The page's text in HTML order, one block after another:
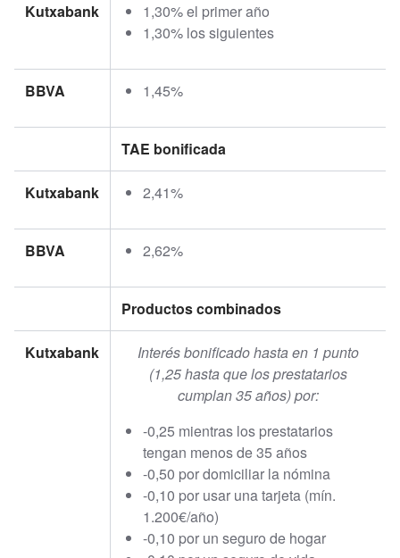
Kutxabank
1,30% el primer año
1,30% los siguientes
BBVA 1,45%
TAE bonificada
Kutxabank 2,41%
BBVA 2,62%
Productos combinados
Kutxabank
Interés bonificado hasta en 1 punto
(1,25 hasta que los prestatarios
cumplan 35 años) por:
-0,25 mientras los prestatarios
tengan menos de 35 años
-0,50 por domiciliar la nómina
-0,10 por usar una tarjeta (mín.
1.200€/año)
-0,10 por un seguro de hogar